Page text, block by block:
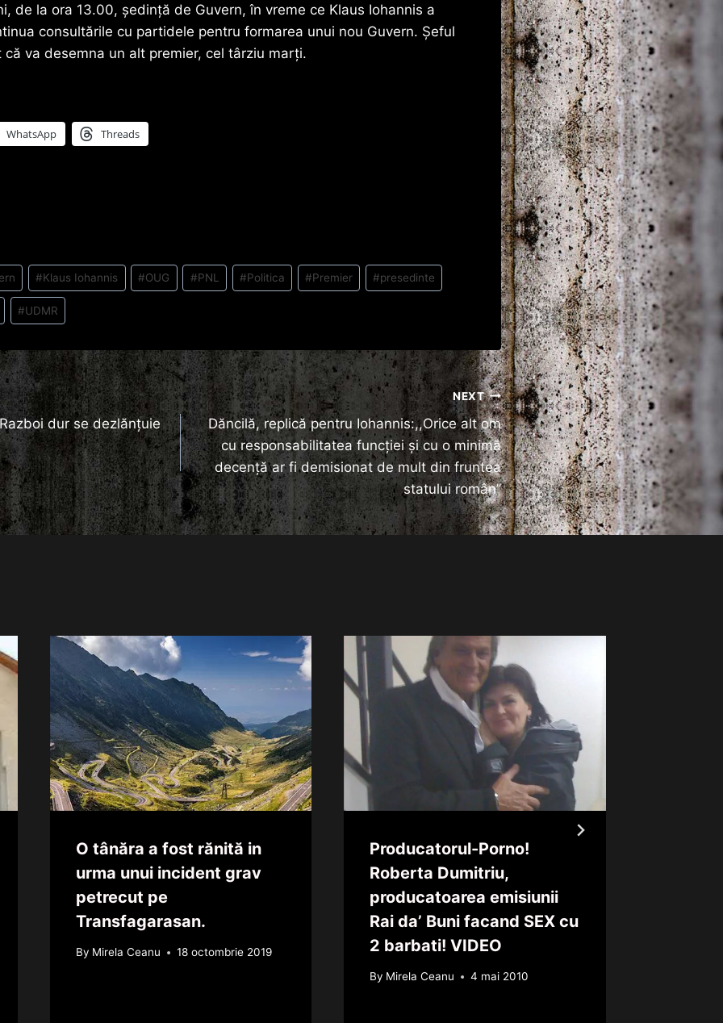
de la ora 13.00, şedinţă de Guvern, în vreme ce Klaus Iohannis a
consultările cu partidele pentru formarea unui nou Guvern. Şeful
va desemna un alt premier, cel târziu marţi.
WhatsApp Threads
#Klaus Iohannis #OUG #PNL #Politica #Premier #presedinte
#UDMR
dur se dezlănțuie
NEXT
Dăncilă, replică pentru Iohannis:,,Orice alt om
cu responsabilitatea funcţiei şi cu o minimă
decenţă ar fi demisionat de mult din fruntea
statului român”
O tânăra a fost rănită in
urma unui incident grav
petrecut pe
Transfagarasan.
By Mirela Ceanu 18 octombrie 2019
Producatorul-Porno!
Roberta Dumitriu,
producatoarea emisiunii
Rai da’ Buni facand SEX cu
2 barbati! VIDEO
By Mirela Ceanu 4 mai 2010